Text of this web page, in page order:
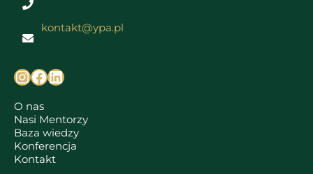
kontakt@ypa.pl
O nas
Nasi Mentorzy
Baza wiedzy
Konferencja
Kontakt